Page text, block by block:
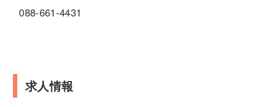
088-661-4431
求人情報